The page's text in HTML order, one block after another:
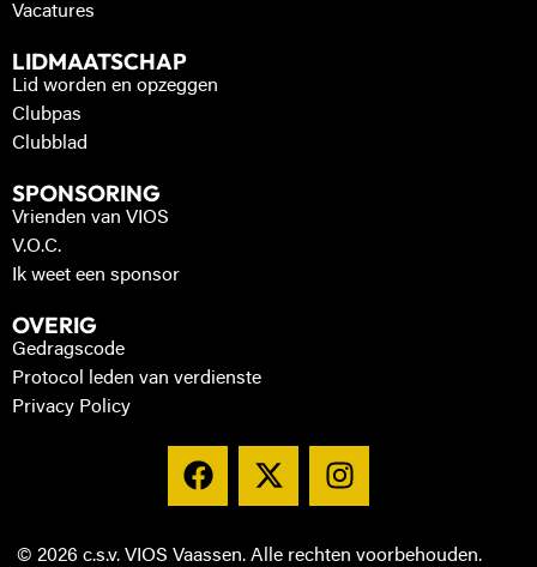
Vacatures
LIDMAATSCHAP
Lid worden en opzeggen
Clubpas
Clubblad
SPONSORING
Vrienden van VIOS
V.O.C.
Ik weet een sponsor
OVERIG
Gedragscode
Protocol leden van verdienste
Privacy Policy
© 2026 c.s.v. VIOS Vaassen. Alle rechten voorbehouden.